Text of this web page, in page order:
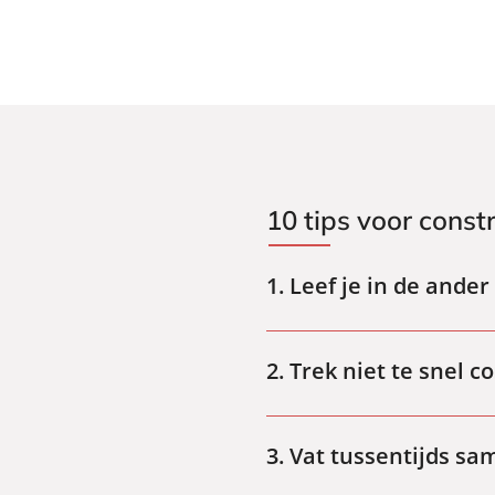
10 tips voor
1. Leef je in de
2. Trek niet te snel
bedoelt, waardoor de echte
3. Vat tussentijds